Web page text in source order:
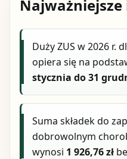
Duży ZUS w 2026 r.
opiera się na
stycznia do 31
Suma składek do
dobrowolnym
wynosi 1 926,76 zł